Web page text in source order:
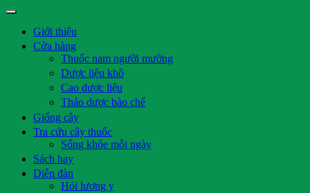
Giới thiệu
Cửa hàng
Thuốc nam người mường
Dược liệu khô
Cao dược liệu
Thảo dược bào chế
Giống cây
Tra cứu cây thuốc
Sống khỏe mỗi ngày
Sách hay
Diễn đàn
Hỏi lương y